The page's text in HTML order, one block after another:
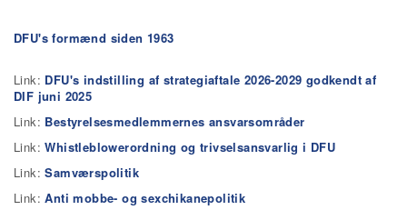
DFU's formænd siden 1963
Link: DFU's indstilling af strategiaftale 2026-2029 godkendt af
DIF juni 2025
Link: Bestyrelsesmedlemmernes ansvarsområder
Link:Whistleblowerordning og trivselsansvarlig i DFU
Link:Samværspolitik
Link:Anti mobbe- og sexchikanepolitik